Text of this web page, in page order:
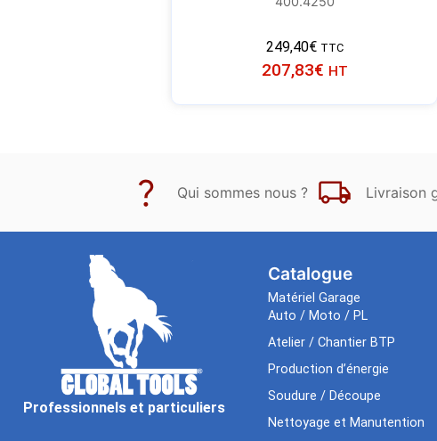
249,40€ TTC
207,83€ HT
Qui sommes nous ? Livraison
Professionnels et particuliers
Catalogue
Matériel Garage
Auto / Moto / PL
Atelier / Chantier BTP
Production d’énergie
Soudure / Découpe
Nettoyage et Manutention